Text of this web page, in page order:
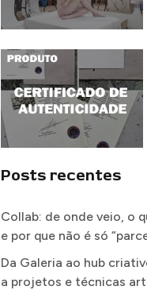
Posts recentes
Collab: de onde veio, o
e por que não é só
Da Galeria ao hub
a projetos e técnicas